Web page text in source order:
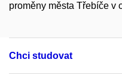
proměny města Třebíče v
Chci studovat